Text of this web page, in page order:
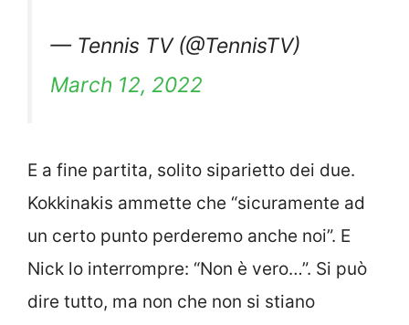
— Tennis TV (@TennisTV)
March 12, 2022
E a fine partita, solito siparietto dei due.
Kokkinakis ammette che “sicuramente ad
un certo punto perderemo anche noi”. E
Nick lo interrompre: “Non è vero…”. Si può
dire tutto, ma non che non si stiano